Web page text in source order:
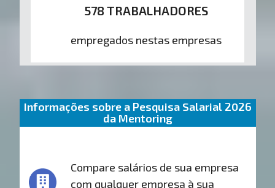
578 TRABALHADORES
empregados nestas empresas
Informações sobre a Pesquisa Salarial 2026
da Mentoring
Compare salários de sua empresa
com qualquer empresa à sua